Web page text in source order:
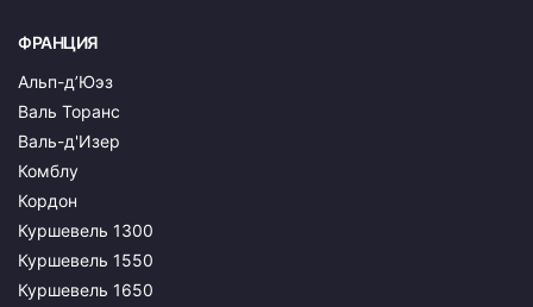
ФРАНЦИЯ
Альп-д’Юэз
Валь Торанс
Валь-д'Изер
Комблу
Кордон
Куршевель 1300
Куршевель 1550
Куршевель 1650